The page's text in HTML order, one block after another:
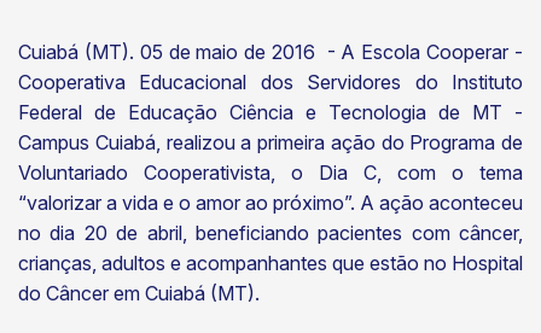
Cuiabá (MT). 05 de maio de 2016 - A Escola Cooperar -
Cooperativa Educacional dos Servidores do Instituto
Federal de Educação Ciência e Tecnologia de MT -
Campus Cuiabá, realizou a primeira ação do Programa de
Voluntariado Cooperativista, o Dia C, com o tema
“valorizar a vida e o amor ao próximo”. A ação aconteceu
no dia 20 de abril, beneficiando pacientes com câncer,
crianças, adultos e acompanhantes que estão no Hospital
do Câncer em Cuiabá (MT).